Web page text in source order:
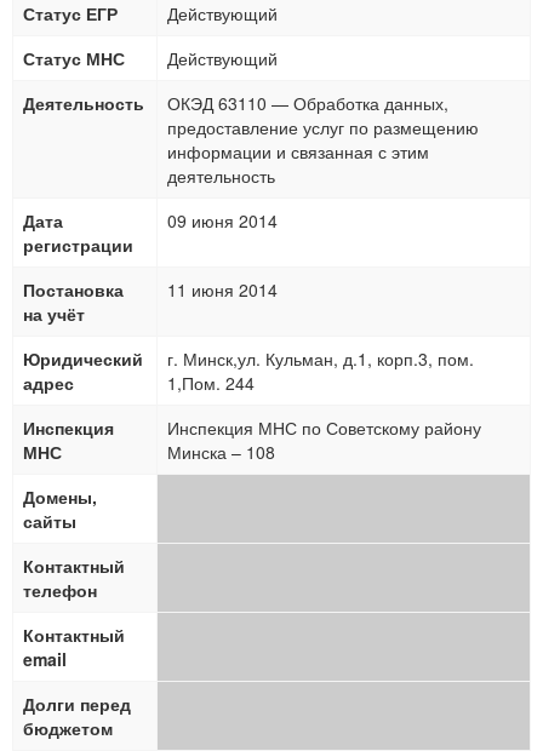
Статус ЕГР
Действующий
Статус МНС
Действующий
Деятельность
ОКЭД 63110 — Обработка данных,
предоставление услуг по размещению
информации и связанная с этим
деятельность
Дата
регистрации
09 июня 2014
Постановка
на учёт
11 июня 2014
Юридический
адрес
г. Минск,ул. Кульман, д.1, корп.3, пом.
1,Пом. 244
Инспекция
МНС
Инспекция МНС по Советскому району
Минска – 108
Домены,
сайты
Контактный
телефон
Контактный
email
Долги перед
бюджетом